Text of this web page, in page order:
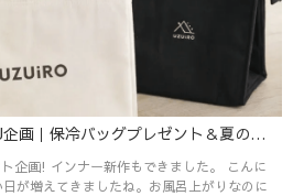
【50名限定】THANK YOU企画｜保冷バッグプレゼント＆夏の新作が揃いました
! インナー新作もできました。 こんに
が増えてきましたね。お風呂上がりなのに